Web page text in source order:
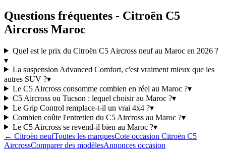
Questions fréquentes - Citroën C5
Aircross Maroc
Quel est le prix du Citroën C5 Aircross neuf au Maroc en 2026 ?
▾
La suspension Advanced Comfort, c'est vraiment mieux que les
autres SUV ?▾
Le C5 Aircross consomme combien en réel au Maroc ?▾
C5 Aircross ou Tucson : lequel choisir au Maroc ?▾
Le Grip Control remplace-t-il un vrai 4x4 ?▾
Combien coûte l'entretien du C5 Aircross au Maroc ?▾
Le C5 Aircross se revend-il bien au Maroc ?▾
← Citroën neufToutes les marquesCote occasion Citroën C5
AircrossComparer des modèlesAnnonces occasion